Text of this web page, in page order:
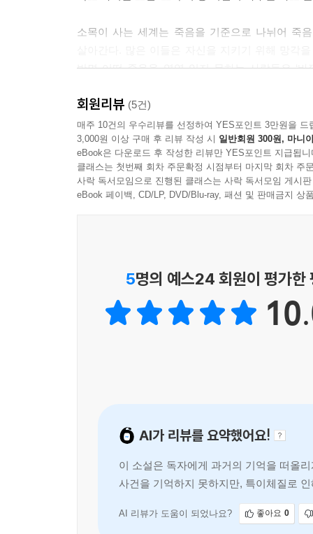
질문을 던지기도 전부터 소목은 자기 외투를 벗어
--- p.52
소목이 사는 세계는 죽음을 기준으로 나뉘어 죽
반면 어떤 죽음을 영영 잊지 못하는 사람들은 ‘
폐가에서 죽음을 목격하고 뛰쳐나가는 소목
생명력으로 가득한 또 다른 2층 주택. 소목이 유일
비밀을 털어놓은 뒤 사라졌고, 소목이 나울의 흔
스스로를 지키기 위해 죽음을 잊을 수 없었던 소
위즈덤하우스는 2022년 11월부터 단편소설 연
일주일에 한 편씩 소개하고 있다. 구병모 〈파쇄
시즌 1 50편에 이어 시즌 2는 더욱 새로운 작가
이야기 축제를 더욱 풍성하게 펼쳐 보일 예정이다.
회원리뷰 (5건)
매주 10건의 우수리뷰를 선정하여 YES포인트 3만원을 드
3,000원 이상 구매 후 리뷰 작성 시 일반회원 300원, 마니
eBook은 다운로드 후 작성한 리뷰만 YES포인트 지급됩니
클래스는 첫번째 회차 주문확정 시점부터 마지막 회차 주
사락 독서모임으로 진행된 클래스는 사락 독서모임 게시
eBook 페이백, CD/LP, DVD/Blu-ray, 패션 및 판매금지 상
5명의 예스24 회원이 평가한
AI가 리뷰를 요약했어요!
이 소설은 독자에게 과거의 기억을 떠올
사건을 기억하지 못하지만, 특이체질로